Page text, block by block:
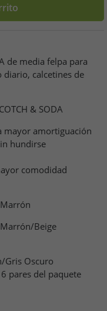
de media felpa para
diario, calcetines de
& SODA
mayor amortiguación
hundirse
comodidad
Beige
Gris Oscuro
pares del paquete